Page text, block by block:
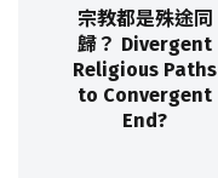
宗教都是殊途同
歸？ Divergent
Religious Paths
to Convergent
End?